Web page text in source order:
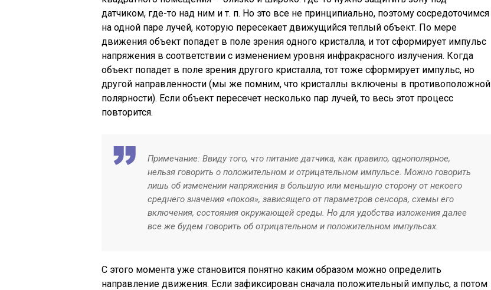
датчиком, где-то над ним и т. п. Но это все не принципиально, поэтому сосредоточимся
на одной паре лучей, которую пересекает движущийся теплый объект. По мере
движения объект попадет в поле зрения одного кристалла, и тот сформирует импульс
напряжения в соответствии с изменением уровня инфракрасного излучения. Когда
объект попадет в поле зрения другого кристалла, тот тоже сформирует импульс, но
другой направленности (мы же помним, что кристаллы включены в противоположной
полярности). Если объект пересечет несколько пар лучей, то весь этот процесс
повторится.
Примечание: Ввиду того, что питание датчика, как правило, однополярное,
нельзя говорить о положительном и отрицательном импульсе. Можно говорить
лишь об изменении напряжения в большую или меньшую сторону от некоего
среднего значения «покоя», зависящего от параметров сенсора, схемы его
включения, состояния окружающей среды. Но для удобства изложения далее
все же будем говорить об отрицательном и положительном импульсах.
С этого момента уже становится понятно каким образом можно определить
направление движения. Если зафиксирован сначала положительный импульс, а потом